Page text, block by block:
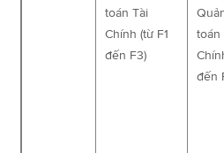
toán Tài
Chính (từ F1
đến F3)
toán
đến